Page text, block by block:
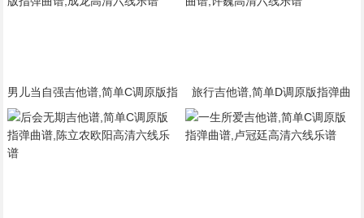
男儿当自强吉他谱,简单C调原版指
旅行吉他谱,简单D调原版指弹曲